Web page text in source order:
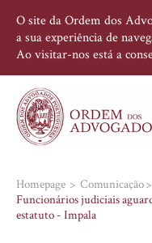
O site da Ordem dos
a sua experiência de
Ao visitar-nos está a
Homepage Comunicação
Funcionários judiciais
estatuto - Impala